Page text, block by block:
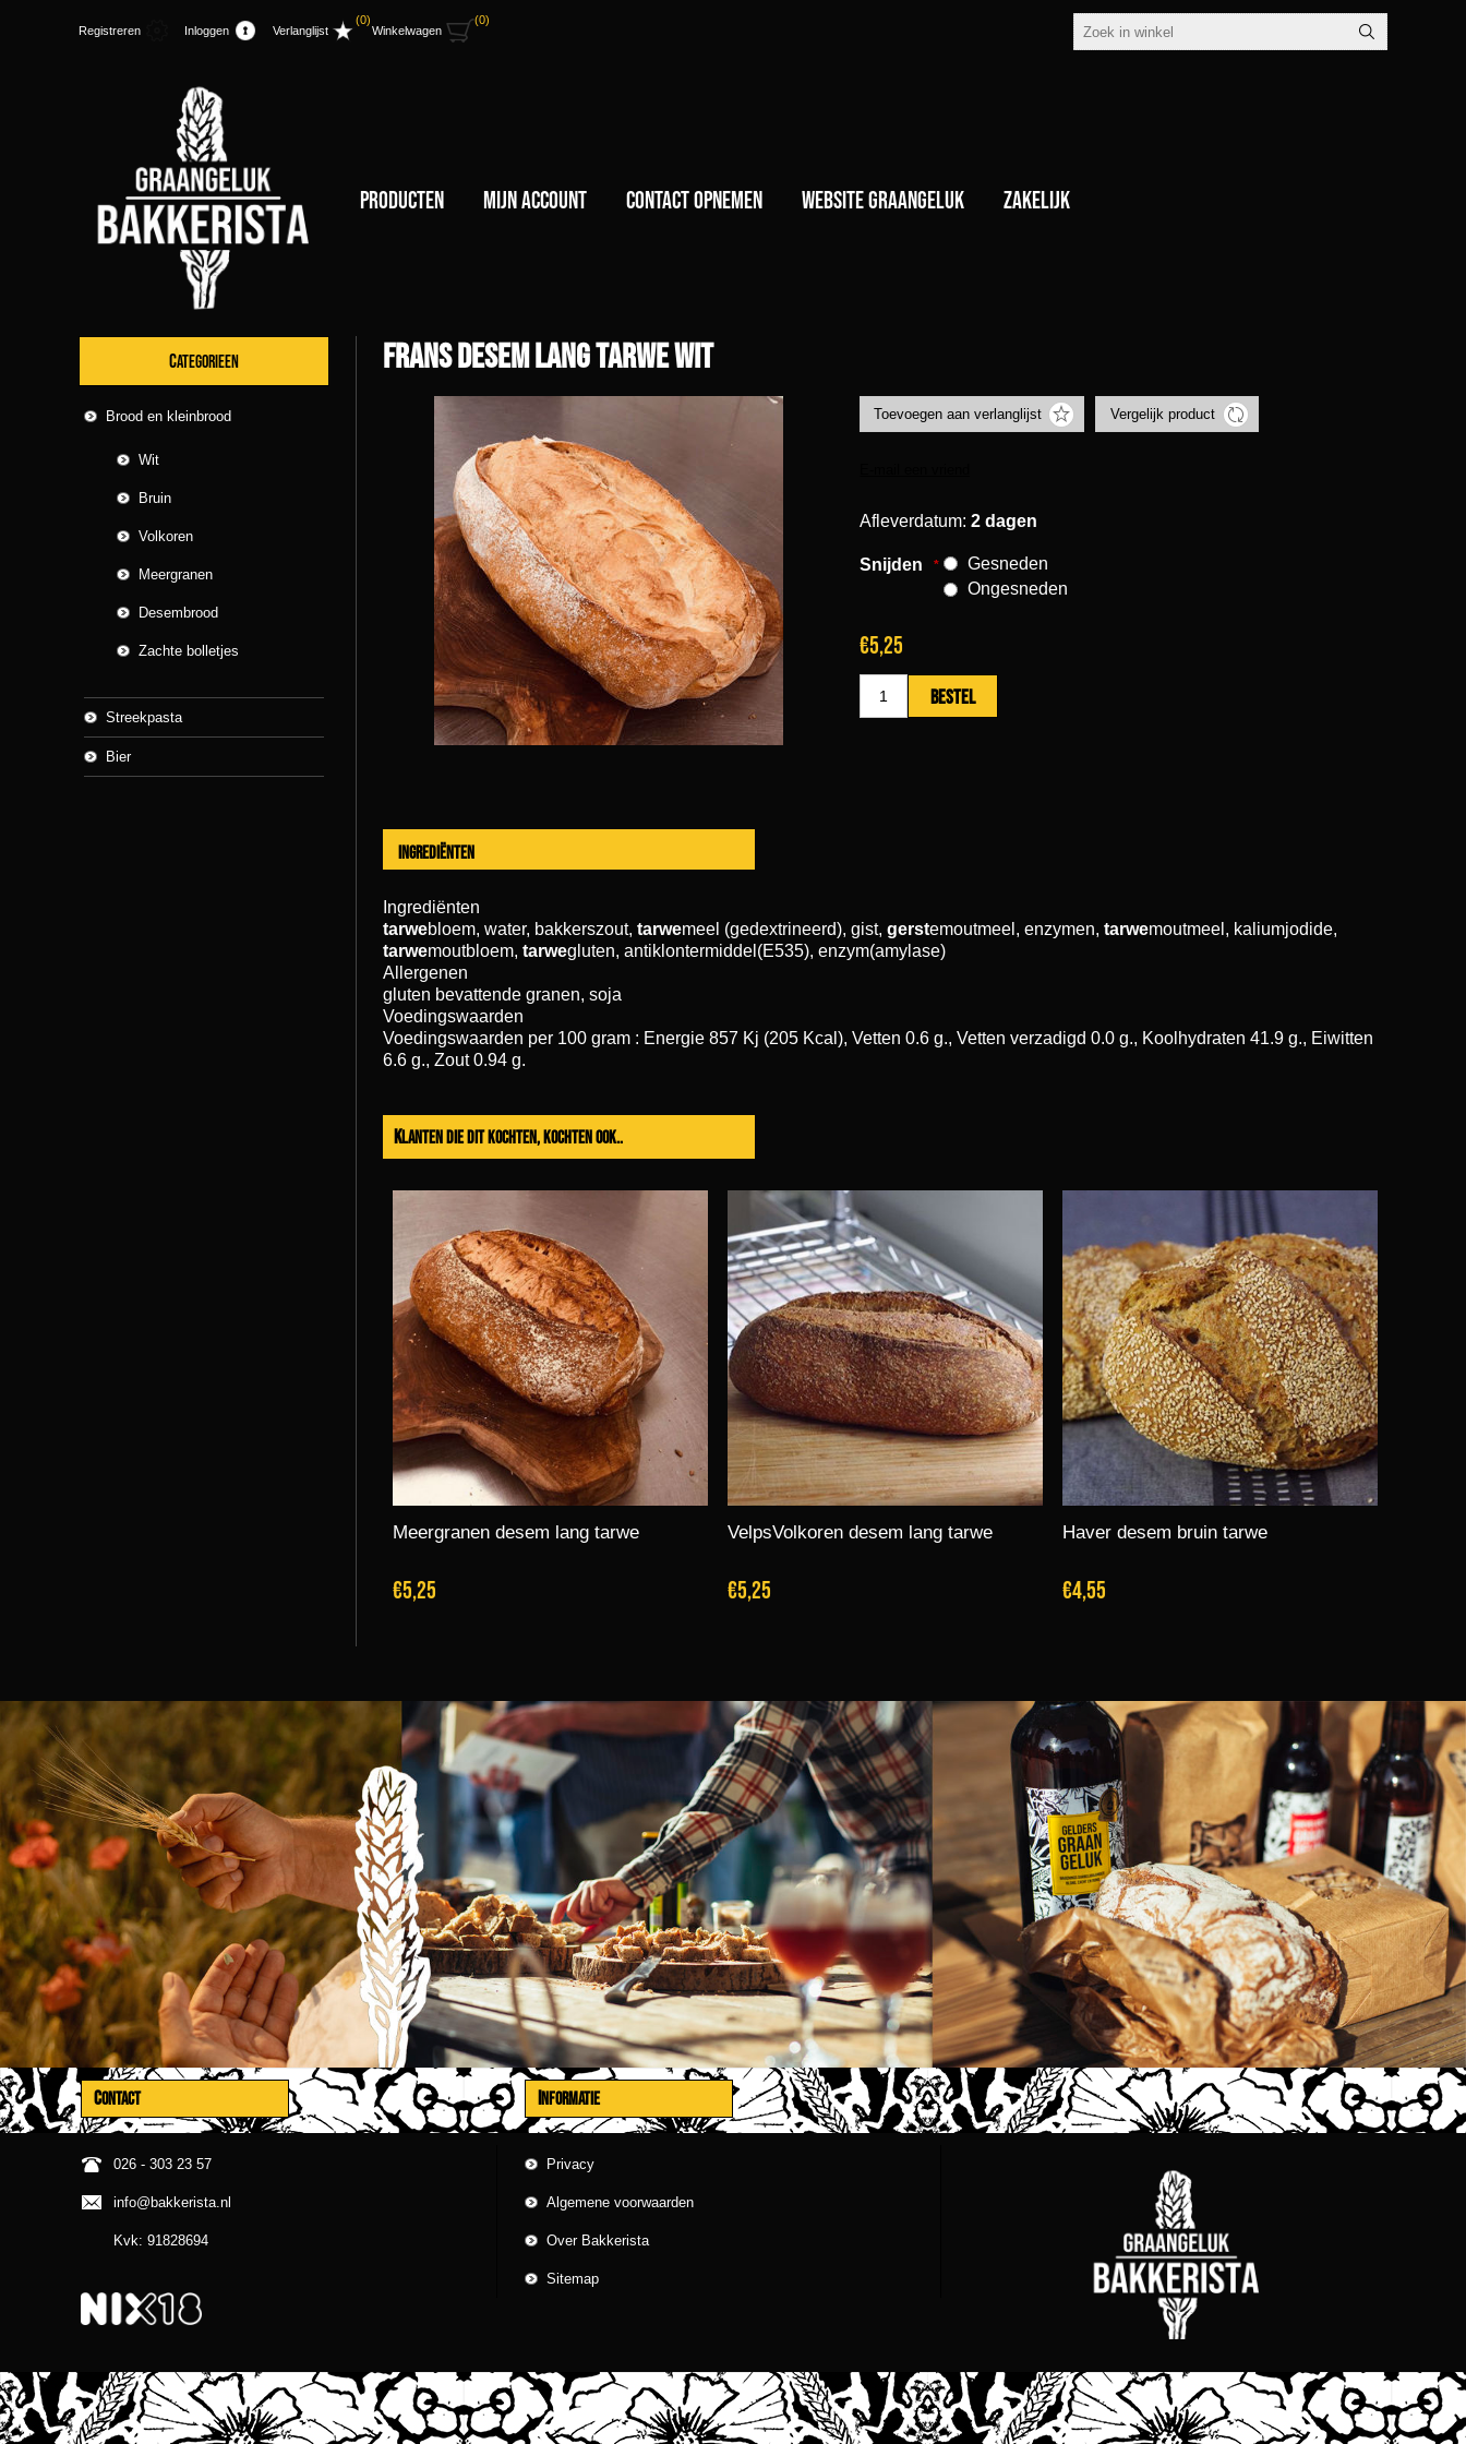
Registreren Inloggen Verlanglijst
(0)
Winkelwagen
(0)
Producten Mijn account Contact opnemen Website GraanGeluk Zakelijk
Frans desem lang tarwe wit
Afleverdatum: 2 dagen
Snijden *
Gesneden
Ongesneden
€5,25
Ingrediënten
Ingrediënten
tarwebloem, water, bakkerszout, tarwemeel (gedextrineerd), gist, gerstemoutmeel, enzymen, tarwemoutmeel, kaliumjodide,
tarwemoutbloem, tarwegluten, antiklontermiddel(E535), enzym(amylase)
Allergenen
gluten bevattende granen, soja
Voedingswaarden
Voedingswaarden per 100 gram : Energie 857 Kj (205 Kcal), Vetten 0.6 g., Vetten verzadigd 0.0 g., Koolhydraten 41.9 g., Eiwitten
6.6 g., Zout 0.94 g.
Klanten die dit kochten, kochten ook..
Meergranen desem lang tarwe
€5,25
VelpsVolkoren desem lang tarwe
€5,25
Haver desem bruin tarwe
€4,55
CATEGORIEEN
Brood en kleinbrood
Wit
Bruin
Volkoren
Meergranen
Desembrood
Zachte bolletjes
Streekpasta
Bier
CONTACT
026 - 303 23 57
info@bakkerista.nl
Kvk: 91828694
INFORMATIE
Privacy
Algemene voorwaarden
Over Bakkerista
Sitemap